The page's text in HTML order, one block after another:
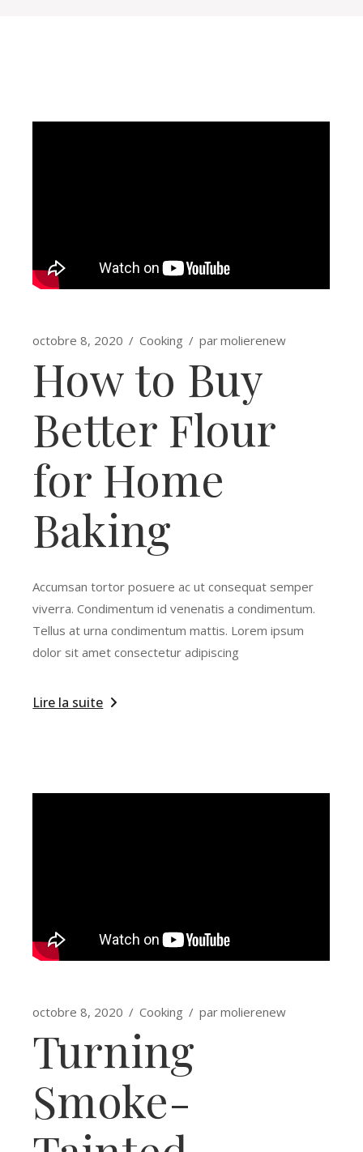
octobre 8, 2020 Cooking parmolierenew
How to Buy
Better Flour
for Home
Baking
Accumsan tortor posuere ac ut consequat semper
viverra. Condimentum id venenatis a condimentum.
Tellus at urna condimentum mattis. Lorem ipsum
dolor sit amet consectetur adipiscing
Lire la suite
octobre 8, 2020 Cooking parmolierenew
Turning
Smoke-